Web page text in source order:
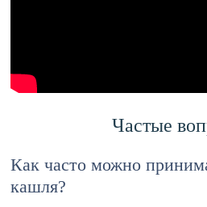
Частые
Как часто можно
кашля?